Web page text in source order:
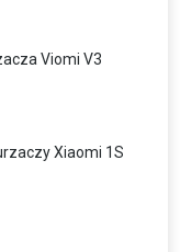
Viomi V3
Xiaomi 1S